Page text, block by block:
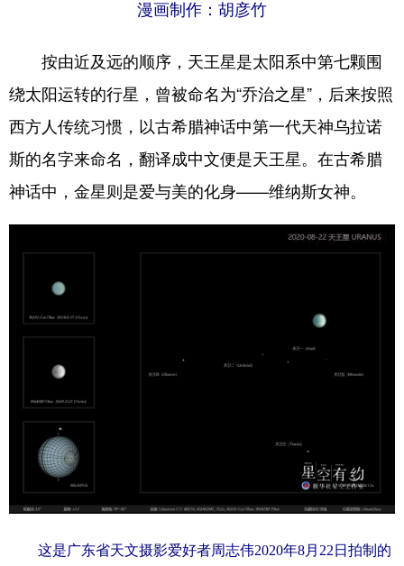
漫画制作：胡彦竹
按由近及远的顺序，天王星是太阳系中第七颗围
绕太阳运转的行星，曾被命名为“乔治之星”，后来按照
西方人传统习惯，以古希腊神话中第一代天神乌拉诺
斯的名字来命名，翻译成中文便是天王星。在古希腊
神话中，金星则是爱与美的化身——维纳斯女神。
这是广东省天文摄影爱好者周志伟2020年8月22日拍制的